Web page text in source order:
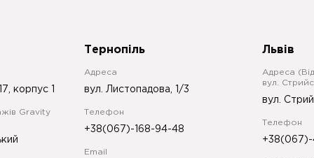
корпус 1
Gravity
Тернопіль
Адреса
вул. Листопадова, 1/3
Телефон
+38(067)-168-94-48
Email
Львів
Адреса
вул.
вул.
Телефон